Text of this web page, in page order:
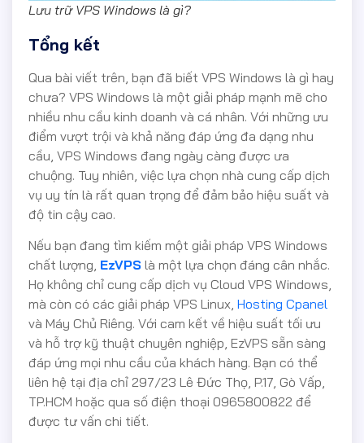
Lưu trữ VPS Windows là gì?
Tổng kết
Qua bài viết trên, bạn đã biết VPS Windows là gì hay
chưa? VPS Windows là một giải pháp mạnh mẽ cho
nhiều nhu cầu kinh doanh và cá nhân. Với những ưu
điểm vượt trội và khả năng đáp ứng đa dạng nhu
cầu, VPS Windows đang ngày càng được ưa
chuộng. Tuy nhiên, việc lựa chọn nhà cung cấp dịch
vụ uy tín là rất quan trọng để đảm bảo hiệu suất và
độ tin cậy cao.
Nếu bạn đang tìm kiếm một giải pháp VPS Windows
chất lượng, EzVPS là một lựa chọn đáng cân nhắc.
Họ không chỉ cung cấp dịch vụ Cloud VPS Windows,
mà còn có các giải pháp VPS Linux, Hosting Cpanel
và Máy Chủ Riêng. Với cam kết về hiệu suất tối ưu
và hỗ trợ kỹ thuật chuyên nghiệp, EzVPS sẵn sàng
đáp ứng mọi nhu cầu của khách hàng. Bạn có thể
liên hệ tại địa chỉ 297/23 Lê Đức Thọ, P.17, Gò Vấp,
TP.HCM hoặc qua số điện thoại 0965800822 để
được tư vấn chi tiết.